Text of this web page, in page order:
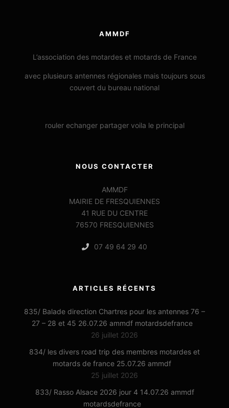
AMMDF
L’association des motardes et motards de France
avec plusieurs antennes régionales mais toujours sous
couvert du bureau national
rouler echanger partager voila le principal
NOUS CONTACTER
AMMDF
MAIRIE DE FRESQUIENNES
41 RUE DU CENTRE
76570 FRESQUIENNES
07 49 64 29 40
ARTICLES RÉCENTS
835/ Balade direction Chartres pour les antennes 76 –
27 – 28 et 45 26.07.26 ammdf motardsdefrance
26 juillet 2026
834/ les divers road trip des membres motardes et
motards de france 25.07.26 ammdf
25 juillet 2026
833/ Rasso Alsace 2026 jour 4 14.07.26 ammdf
motardsdefrance